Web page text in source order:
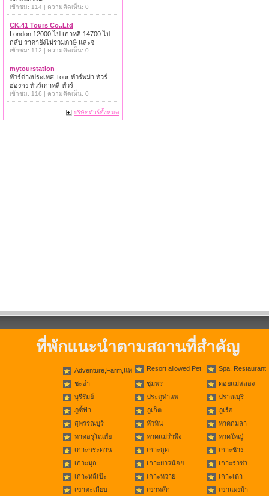
เข้าชม: 114 | ความคิดเห็น: 0
CK.41 Tours Co.,Ltd
London 12000 ไป เกาหลี 14700 ไป
กลับ ราคายังไม่รวมภาษี และจ
เข้าชม: 112 | ความคิดเห็น: 0
mytourstation
ทัวร์ต่างประเทศ Tour ทัวร์พม่า ทัวร์
ฮ่องกง ทัวร์เกาหลี ทัวร์
เข้าชม: 116 | ความคิดเห็น: 0
บริษัททัวร์ทั้งหมด
ที่พักแนะนำตามสถานที่สำคัญ
Adventure,Farm,แพ Resort allowed Pet Spa, Restaurant
ชะอำ ชุมพร
ดอยแม่สลอง
บุรีรัมย์
ประตูท่าแพ
ปราณบุรี
ภูชี้ฟ้า
ภูเก็ต
ภูเรือ
สุพรรณบุรี
หัวหิน
หาดกมลา
หาดอรุโณทัย
หาดแม่รำพึง
หาดใหญ่
เกาะกระดาน
เกาะกูด
เกาะช้าง
เกาะมุก
เกาะยาวน้อย
เกาะราชา
เกาะหลีเป๊ะ
เกาะหวาย
เกาะเต่า
เขาตะเกียบ
เขาหลัก
เขาแผงม้า